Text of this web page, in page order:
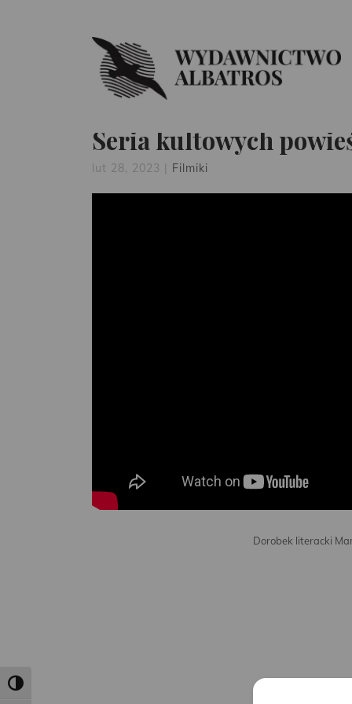
Toggle High Contrast
Seria kultowych
lut 28, 2023 | Filmiki
Dorobek literacki